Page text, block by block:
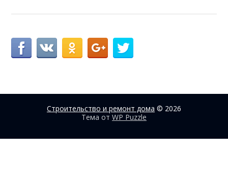
Строительство и ремонт дома © 2026
Тема от WP Puzzle